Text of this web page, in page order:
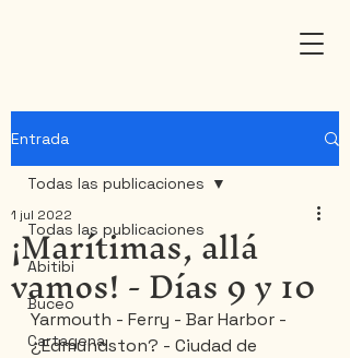
Entrada
Todas las publicaciones
Abitibi
Buceo
Cartagena
Todas las publicaciones
¡Marítimas, allá
vamos! - Días 9 y 10
1 jul 2022
Yarmouth - Ferry - Bar Harbor -
¿Edmundston? - Ciudad de